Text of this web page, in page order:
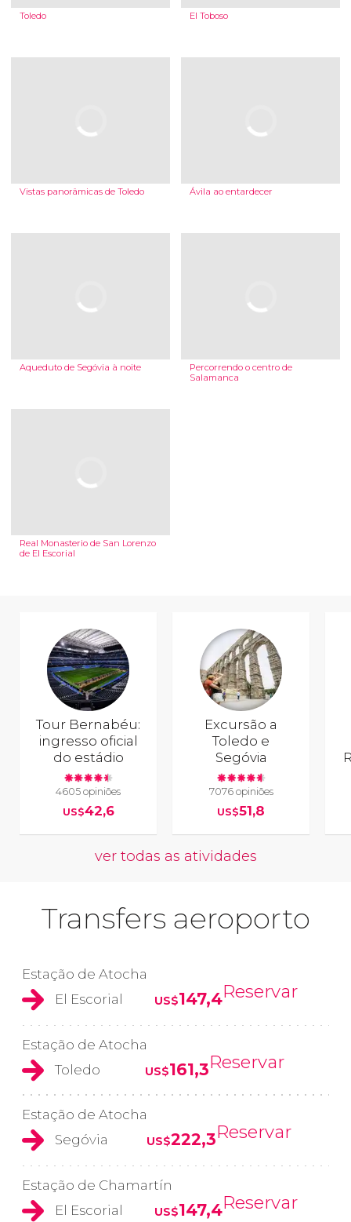
Toledo El Toboso
Vistas panorâmicas de Toledo Ávila ao entardecer
Aqueduto de Segóvia à noite
Percorrendo o centro de
Salamanca
Real Monasterio de San Lorenzo
de El Escorial
Tour Bernabéu:
ingresso oficial
do estádio
4605 opiniões
US$42,6
Excursão a
Toledo e
Segóvia
7076 opiniões
US$51,8
ver todas as atividades
Transfers aeroporto
Estação de Atocha
El Escorial
US$147,4Reservar
Estação de Atocha
Toledo
US$161,3Reservar
Estação de Atocha
Segóvia
US$222,3Reservar
Estação de Chamartín
El Escorial
US$147,4Reservar